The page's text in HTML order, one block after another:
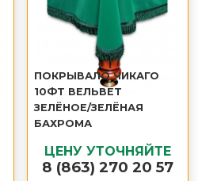
ПОКРЫВАЛО ЧИКАГО
10ФТ ВЕЛЬВЕТ
ЗЕЛЁНОЕ/ЗЕЛЁНАЯ
БАХРОМА
ЦЕНУ УТОЧНЯЙТЕ
8 (863) 270 20 57